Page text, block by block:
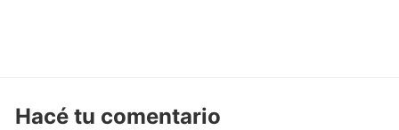
Hacé tu comentario